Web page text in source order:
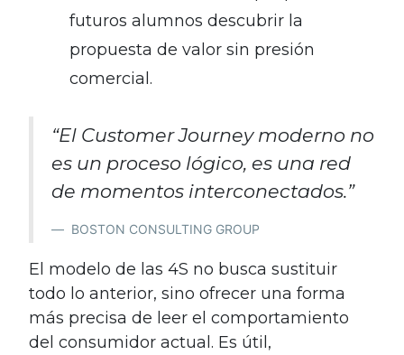
futuros alumnos descubrir la
propuesta de valor sin presión
comercial.
“El Customer Journey moderno no
es un proceso lógico, es una red
de momentos interconectados.”
BOSTON CONSULTING GROUP
El modelo de las 4S no busca sustituir
todo lo anterior, sino ofrecer una forma
más precisa de leer el comportamiento
del consumidor actual. Es útil,